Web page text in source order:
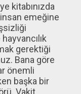
kitabınızda
emeğine
gerektiği
Bana göre
önemli
başka bir
Vakit